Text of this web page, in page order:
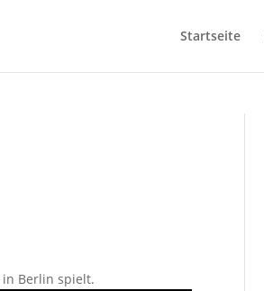
Startseite
in Berlin spielt.